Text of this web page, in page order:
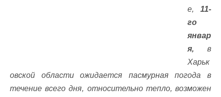
е, 11-
го
январ
я, в
Харьк
овской области ожидается пасмурная погода в
течение всего дня, относительно тепло, возможен